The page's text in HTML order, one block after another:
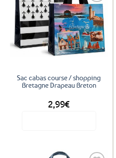
Ajouter
aux
favoris
Sac cabas course / shopping
Bretagne Drapeau Breton
2,99€